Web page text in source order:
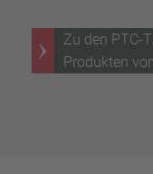
Zu den PTC-
Produkten